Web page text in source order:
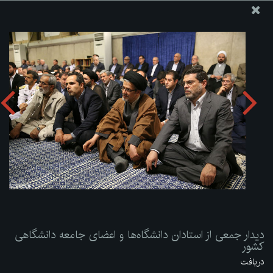
ارسال نامه
وجوهات
دیدار جمعی از استادان دانشگاه‌ها و اعضای جامعه دانشگاهی
کشور
دریافت آلبوم:zip
دیدار جمعی از استادان دانشگاه‌ها و اعضای جامعه دانشگاهی
کشور
دریافت